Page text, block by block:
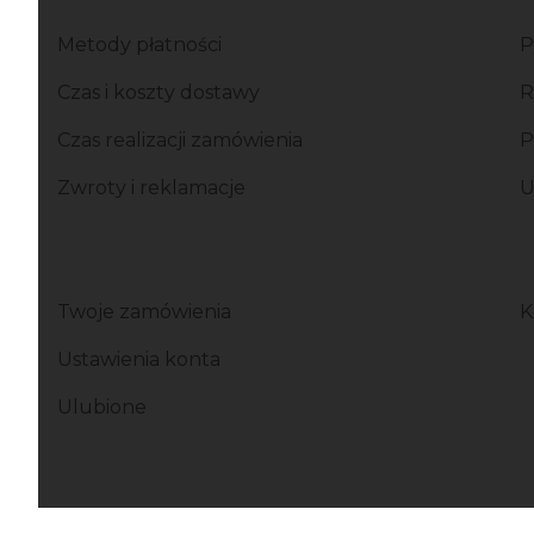
Linki w stopce
Metody płatności
Czas i koszty dostawy
Czas realizacji zamówienia
Zwroty i reklamacje
Twoje zamówienia
Ustawienia konta
Ulubione